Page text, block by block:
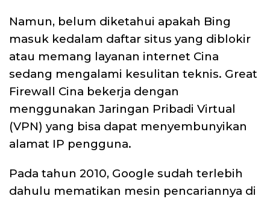
Namun, belum diketahui apakah Bing
masuk kedalam daftar situs yang diblokir
atau memang layanan internet Cina
sedang mengalami kesulitan teknis. Great
Firewall Cina bekerja dengan
menggunakan Jaringan Pribadi Virtual
(VPN) yang bisa dapat menyembunyikan
alamat IP pengguna.
Pada tahun 2010, Google sudah terlebih
dahulu mematikan mesin pencariannya di